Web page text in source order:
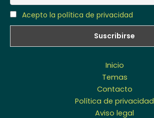
Acepto la política de privacidad
Inicio
Temas
Contacto
Política de privacidad
Aviso legal